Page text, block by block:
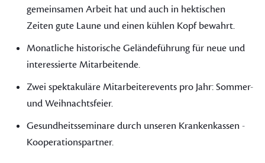
gemeinsamen Arbeit hat und auch in hektischen
Zeiten gute Laune und einen kühlen Kopf bewahrt.
Monatliche historische Geländeführung für neue und
interessierte Mitarbeitende.
Zwei spektakuläre Mitarbeiterevents pro Jahr: Sommer-
und Weihnachtsfeier.
Gesundheitsseminare durch unseren Krankenkassen -
Kooperationspartner.